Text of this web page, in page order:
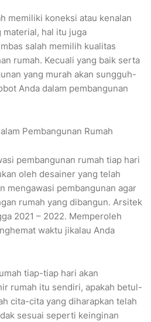
memiliki koneksi atau kenalan
hal itu juga
salah memilih kualitas
rumah. Kecuali yang baik serta
yang murah akan sungguh-
Anda dalam pembangunan
Pembangunan Rumah
pembangunan rumah tiap hari
oleh desainer yang telah
mengawasi pembangunan agar
rumah yang dibangun. Arsitek
2021 – 2022. Memperoleh
waktu jikalau Anda
tiap-tiap hari akan
rumah itu sendiri, apakah betul-
cita-cita yang diharapkan telah
sesuai seperti keinginan